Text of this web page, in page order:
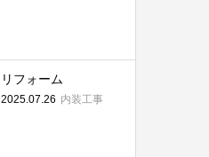
リフォーム
2025.07.26 内装工事